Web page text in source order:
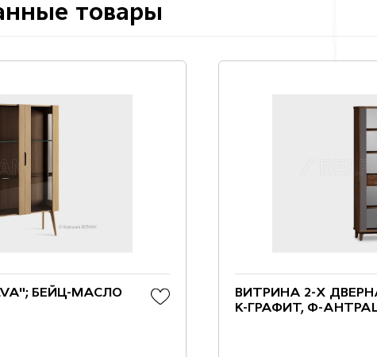
товары
БЕЙЦ-МАСЛО
ВИТРИНА 2-Х
К-ГРАФИТ, Ф-